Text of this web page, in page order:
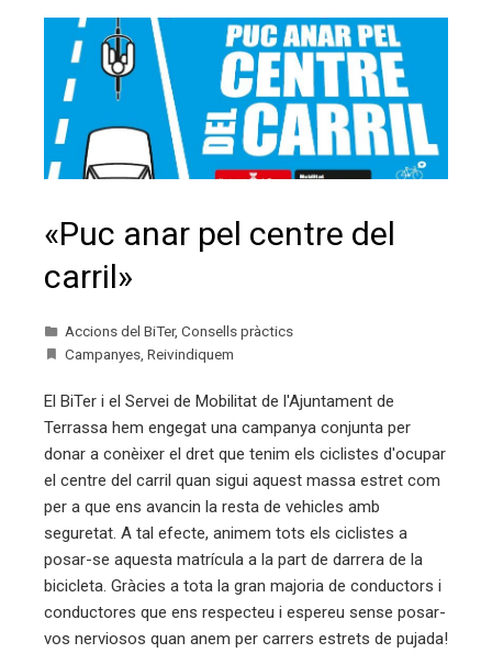
«Puc anar pel centre del
carril»
Accions del BiTer, Consells pràctics
Campanyes Reivindiquem
El BiTer i el Servei de Mobilitat de l'Ajuntament de
Terrassa hem engegat una campanya conjunta per
donar a conèixer el dret que tenim els ciclistes d'ocupar
el centre del carril quan sigui aquest massa estret com
per a que ens avancin la resta de vehicles amb
seguretat. A tal efecte, animem tots els ciclistes a
posar-se aquesta matrícula a la part de darrera de la
bicicleta. Gràcies a tota la gran majoria de conductors i
conductores que ens respecteu i espereu sense posar-
vos nerviosos quan anem per carrers estrets de pujada!